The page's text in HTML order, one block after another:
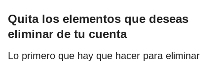
Quita los elementos que deseas
eliminar de tu cuenta
Lo primero que hay que hacer para eliminar